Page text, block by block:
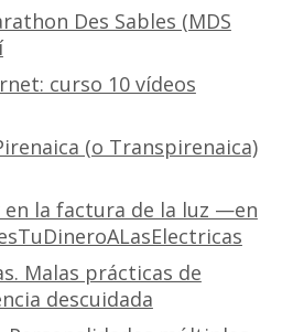
Des Sables (MDS
curso 10 vídeos
(o Transpirenaica)
la factura de la luz —en
Malas prácticas de
descuidada